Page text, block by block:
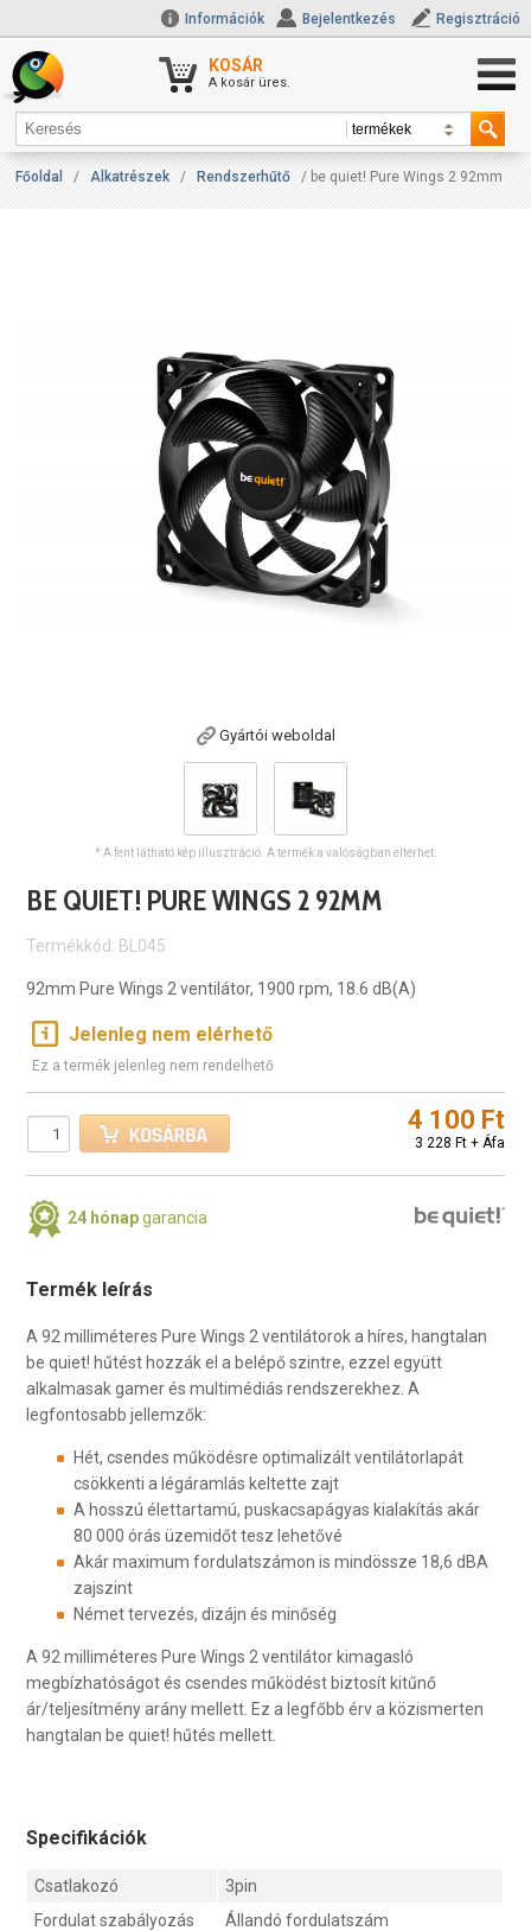
Információk Bejelentkezés Regisztráció
KOSÁR
A kosár üres.
Főoldal / Alkatrészek / Rendszerhűtő / be quiet! Pure Wings 2 92mm
Gyártói weboldal
* A fent látható kép illusztráció. A termék a valóságban eltérhet.
BE QUIET! PURE WINGS 2 92MM
Termékkód: BL045
92mm Pure Wings 2 ventilátor, 1900 rpm, 18.6 dB(A)
Jelenleg nem elérhető
Ez a termék jelenleg nem rendelhető
4 100 Ft
3 228 Ft + Áfa
24 hónapgarancia
Termék leírás
A 92 milliméteres Pure Wings 2 ventilátorok a híres, hangtalan
be quiet! hűtést hozzák el a belépő szintre, ezzel együtt
alkalmasak gamer és multimédiás rendszerekhez. A
legfontosabb jellemzők:
Hét, csendes működésre optimalizált ventilátorlapát
csökkenti a légáramlás keltette zajt
A hosszú élettartamú, puskacsapágyas kialakítás akár
80 000 órás üzemidőt tesz lehetővé
Akár maximum fordulatszámon is mindössze 18,6 dBA
zajszint
Német tervezés, dizájn és minőség
A 92 milliméteres Pure Wings 2 ventilátor kimagasló
megbízhatóságot és csendes működést biztosít kitűnő
ár/teljesítmény arány mellett. Ez a legfőbb érv a közismerten
hangtalan be quiet! hűtés mellett.
Specifikációk
Csatlakozó
3pin
Fordulat szabályozás
Állandó fordulatszám